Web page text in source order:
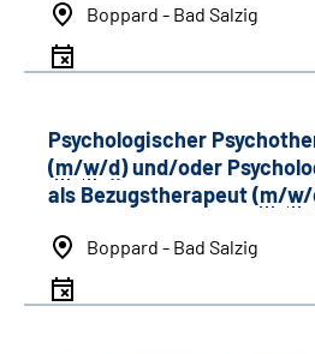
Boppard - Bad Salzig
Psychologischer
(m/w/d) und/oder
als Bezugstherapeut (m/w/
Boppard - Bad Salzig